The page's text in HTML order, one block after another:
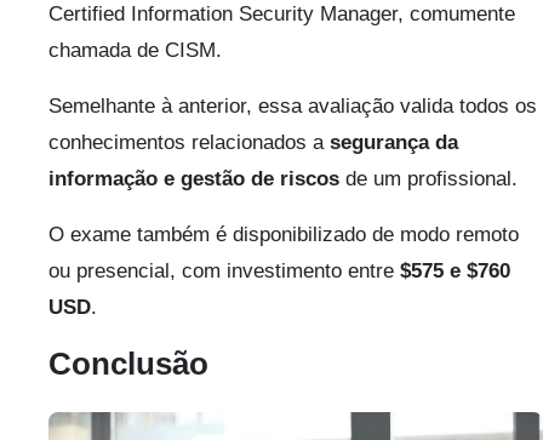
Certified Information Security Manager, comumente
chamada de CISM.
Semelhante à anterior, essa avaliação valida todos os
conhecimentos relacionados a segurança da
informação e gestão de riscos de um profissional.
O exame também é disponibilizado de modo remoto
ou presencial, com investimento entre $575 e $760
USD.
Conclusão